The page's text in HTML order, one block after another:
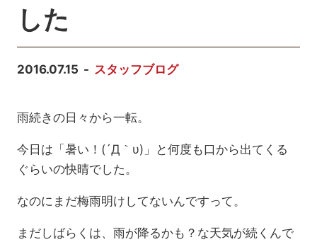
した
2016.07.15 スタッフブログ
雨続きの日々から一転。
今日は「暑い！(´Д｀υ)」と何度も口から出てくる
ぐらいの快晴でした。
なのにまだ梅雨明けしてないんですって。
まだしばらくは、雨が降るかも？な天気が続くんで